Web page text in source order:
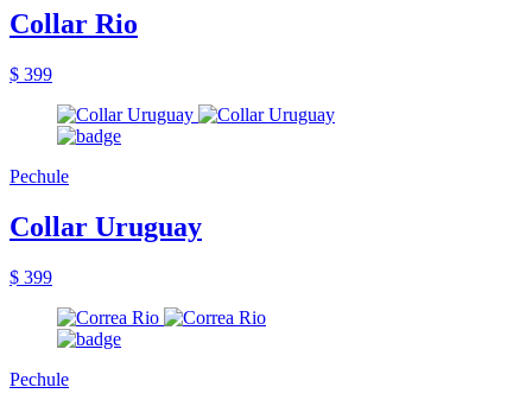
Collar Rio
$ 399
Pechule
Collar Uruguay
$ 399
Pechule